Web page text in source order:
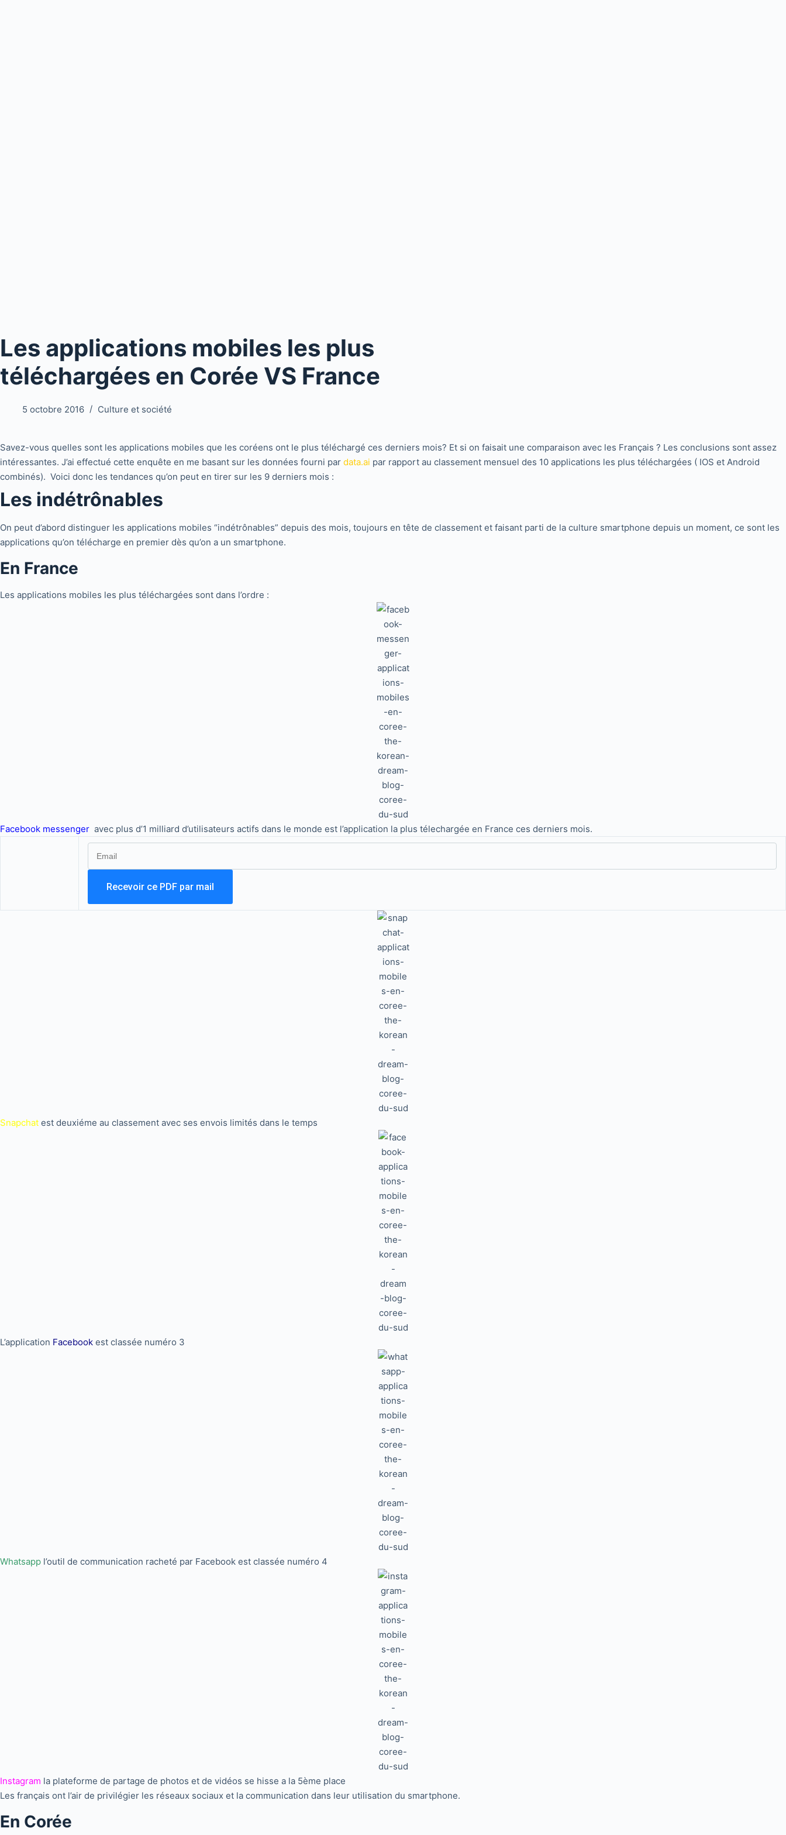
Les applications mobiles les plus
téléchargées en Corée VS France
5 octobre 2016 Culture et société
Savez-vous quelles sont les applications mobiles que les coréens ont le plus téléchargé ces derniers mois? Et si on faisait une comparaison avec les Français ? Les conclusions sont assez
intéressantes. J’ai effectué cette enquête en me basant sur les données fourni par data.ai par rapport au classement mensuel des 10 applications les plus téléchargées ( IOS et Android
combinés). Voici donc les tendances qu’on peut en tirer sur les 9 derniers mois :
Les indétrônables
On peut d’abord distinguer les applications mobiles “indétrônables” depuis des mois, toujours en tête de classement et faisant parti de la culture smartphone depuis un moment, ce sont les
applications qu’on télécharge en premier dès qu’on a un smartphone.
En France
Les applications mobiles les plus téléchargées sont dans l’ordre :
Facebook messenger avec plus d’1 milliard d’utilisateurs actifs dans le monde est l’application la plus télechargée en France ces derniers mois.
Snapchat est deuxiéme au classement avec ses envois limités dans le temps
L’application Facebook est classée numéro 3
Whatsapp l’outil de communication racheté par Facebook est classée numéro 4
Instagram la plateforme de partage de photos et de vidéos se hisse a la 5ème place
Les français ont l’air de privilégier les réseaux sociaux et la communication dans leur utilisation du smartphone.
En Corée